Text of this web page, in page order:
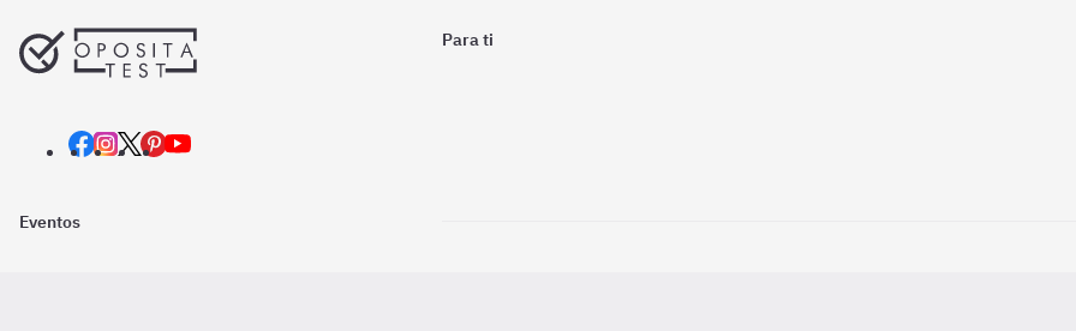
Para ti
Eventos